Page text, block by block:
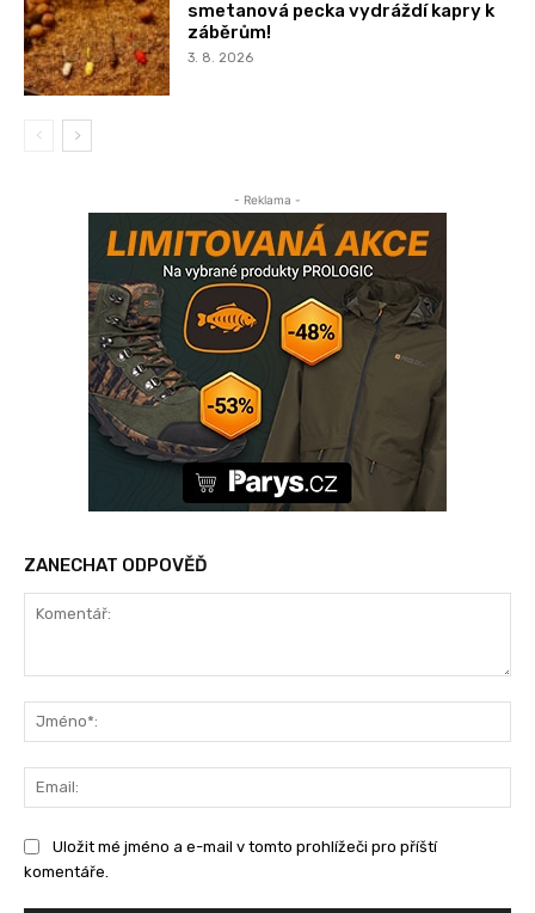
smetanová pecka vydráždí kapry k
záběrům!
3. 8. 2026
- Reklama -
ZANECHAT ODPOVĚĎ
Uložit mé jméno a e-mail v tomto prohlížeči pro příští
komentáře.